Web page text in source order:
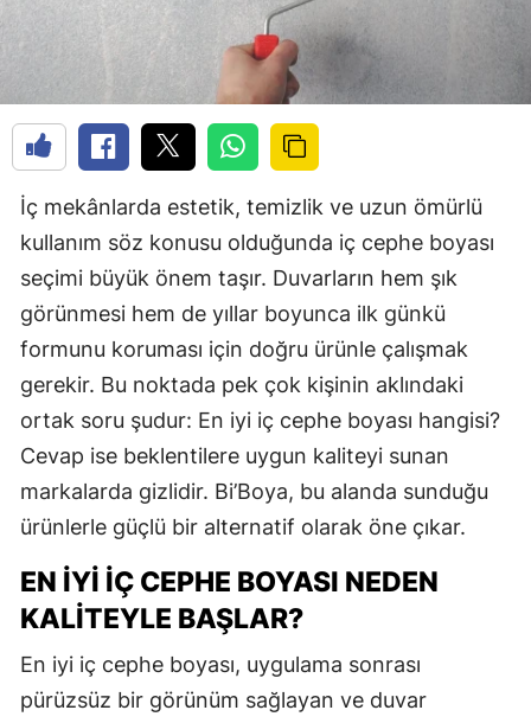
İç mekânlarda estetik, temizlik ve uzun ömürlü
kullanım söz konusu olduğunda iç cephe boyası
seçimi büyük önem taşır. Duvarların hem şık
görünmesi hem de yıllar boyunca ilk günkü
formunu koruması için doğru ürünle çalışmak
gerekir. Bu noktada pek çok kişinin aklındaki
ortak soru şudur: En iyi iç cephe boyası hangisi?
Cevap ise beklentilere uygun kaliteyi sunan
markalarda gizlidir. Bi’Boya, bu alanda sunduğu
ürünlerle güçlü bir alternatif olarak öne çıkar.
EN İYI İÇ CEPHE BOYASI NEDEN
KALITEYLE BAŞLAR?
En iyi iç cephe boyası, uygulama sonrası
pürüzsüz bir görünüm sağlayan ve duvar